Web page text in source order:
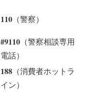
110 （警察）
#9110 （警察相談専用
電話）
188 （消費者ホットラ
イン）